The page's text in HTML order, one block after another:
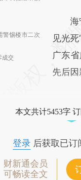
警惕楼市二次
成交
海宁
见光
广东
先后因
本文共计5453字
登录后获取已订
财新通会员
可畅读全文